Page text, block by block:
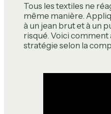
Tous les textiles ne
même manière.
à un jean brut et à un
risqué. Voici
stratégie selon la